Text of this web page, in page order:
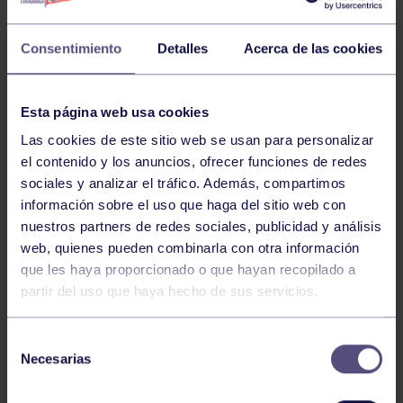
Consentimiento Detalles Acerca de las cookies
Esta página web usa cookies
Las cookies de este sitio web se usan para personalizar
el contenido y los anuncios, ofrecer funciones de redes
sociales y analizar el tráfico. Además, compartimos
información sobre el uso que haga del sitio web con
nuestros partners de redes sociales, publicidad y análisis
web, quienes pueden combinarla con otra información
que les haya proporcionado o que hayan recopilado a
partir del uso que haya hecho de sus servicios.
Necesarias
Finalizó el Campeonato de Asturias de Paleta 2019 en
el Frontón del Grupo que se disputó durante la
primera semana de julio, con la siguiente clasificación:
Oro: Gonzalo y Héctor Fuente
Plata: David Muñoz y Carlos Muñoz